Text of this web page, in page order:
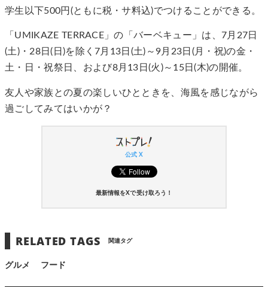
学生以下500円(ともに税・サ料込)でつけることができる。
「UMIKAZE TERRACE」の「バーベキュー」は、7月27日
(土)・28日(日)を除く7月13日(土)～9月23日(月・祝)の金・
土・日・祝祭日、および8月13日(火)～15日(木)の開催。
友人や家族との夏の楽しいひとときを、海風を感じながら
過ごしてみてはいかが？
公式 X
最新情報をXで受け取ろう！
RELATED TAGS 関連タグ
グルメ フード